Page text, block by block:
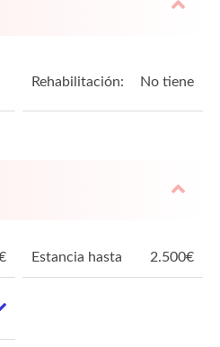
Rehabilitación: No tiene
Estancia hasta 2.500€